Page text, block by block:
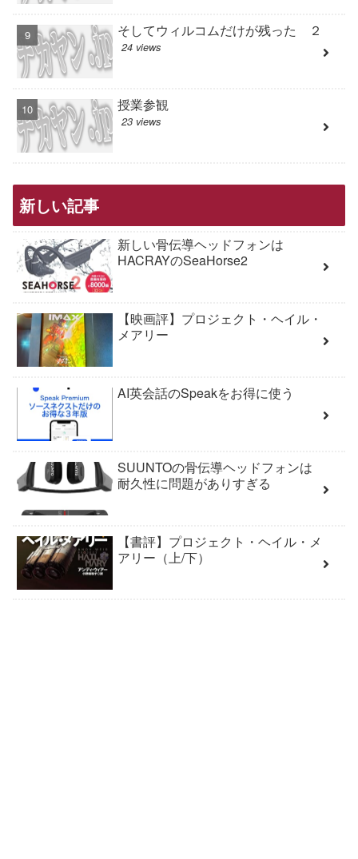
そしてウィルコムだけが残った ２
24 views
授業参観
23 views
新しい記事
新しい骨伝導ヘッドフォンは
HACRAYのSeaHorse2
【映画評】プロジェクト・ヘイル・
メアリー
AI英会話のSpeakをお得に使う
SUUNTOの骨伝導ヘッドフォンは
耐久性に問題がありすぎる
【書評】プロジェクト・ヘイル・メ
アリー（上/下）